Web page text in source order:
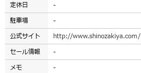
定休日
-
駐車場
-
公式サイト
http://www.shinozakiya.com/
セール情報
-
メモ
-